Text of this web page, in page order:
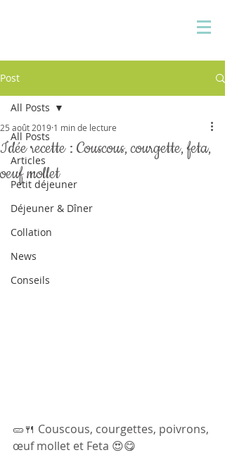
Post
All Posts
Articles
Petit déjeuner
Déjeuner & Dîner
Collation
News
Conseils
All Posts
Idée recette : Couscous, courgette, feta,
oeuf mollet
25 août 2019 1 min de lecture
🥒🍴 Couscous, courgettes, poivrons,
œuf mollet et Feta 😍😋